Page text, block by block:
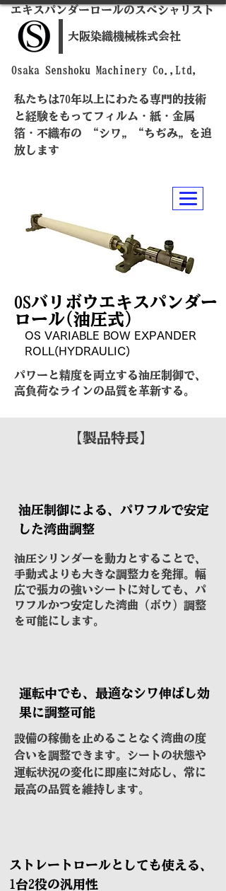
​Osaka Senshoku Machinery Co.,Ltd,
​エキスパンダーロールのスペシャリスト
​大阪染織機械株式会社
私たちは70年以上にわたる専門的技術
と経験をもってフィルム・紙・金属
箔・不織布の “シワ„ “ちぢみ„ を追
放します
​OSバリボウエキスパンダー
ロール(油圧式)
OS VARIABLE BOW EXPANDER
ROLL (HYDRAULIC)
パワーと精度を両立する油圧制御で、
高負荷なラインの品質を革新する。
​【製品特長】
油圧制御による、パワフルで安定
した湾曲調整
油圧シリンダーを動力とすることで、
手動式よりも大きな調整力を発揮。幅
広で張力の強いシートに対しても、パ
ワフルかつ安定した湾曲（ボウ）調整
を可能にします。
運転中でも、最適なシワ伸ばし効
果に調整可能
設備の稼働を止めることなく湾曲の度
合いを調整できます。シートの状態や
運転状況の変化に即座に対応し、常に
最高の品質を維持します。
ストレートロールとしても使える、
1台2役の汎用性